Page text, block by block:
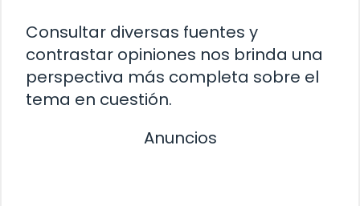
Consultar diversas fuentes y
contrastar opiniones nos brinda una
perspectiva más completa sobre el
tema en cuestión.
Anuncios